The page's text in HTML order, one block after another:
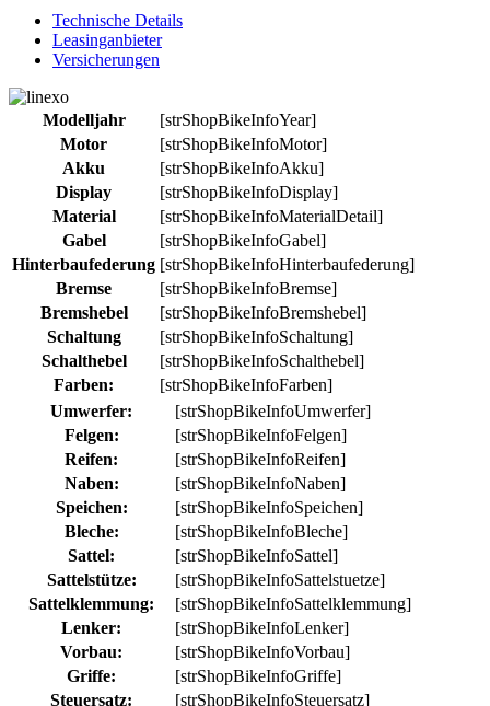
Technische Details
Leasinganbieter
Versicherungen
Modelljahr
[strShopBikeInfoYear]
Motor
[strShopBikeInfoMotor]
Akku
[strShopBikeInfoAkku]
Display
[strShopBikeInfoDisplay]
Material
[strShopBikeInfoMaterialDetail]
Gabel
[strShopBikeInfoGabel]
Hinterbaufederung [strShopBikeInfoHinterbaufederung]
Bremse
[strShopBikeInfoBremse]
Bremshebel
[strShopBikeInfoBremshebel]
Schaltung
[strShopBikeInfoSchaltung]
Schalthebel
[strShopBikeInfoSchalthebel]
Farben:
[strShopBikeInfoFarben]
Umwerfer:
[strShopBikeInfoUmwerfer]
Felgen:
[strShopBikeInfoFelgen]
Reifen:
[strShopBikeInfoReifen]
Naben:
[strShopBikeInfoNaben]
Speichen:
[strShopBikeInfoSpeichen]
Bleche:
[strShopBikeInfoBleche]
Sattel:
[strShopBikeInfoSattel]
Sattelstütze:
[strShopBikeInfoSattelstuetze]
Sattelklemmung:
[strShopBikeInfoSattelklemmung]
Lenker:
[strShopBikeInfoLenker]
Vorbau:
[strShopBikeInfoVorbau]
Griffe:
[strShopBikeInfoGriffe]
Steuersatz:
[strShopBikeInfoSteuersatz]